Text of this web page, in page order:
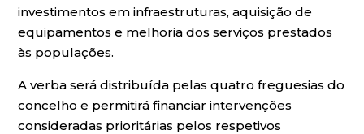
investimentos em infraestruturas, aquisição de
equipamentos e melhoria dos serviços prestados
às populações.
A verba será distribuída pelas quatro freguesias do
concelho e permitirá financiar intervenções
consideradas prioritárias pelos respetivos